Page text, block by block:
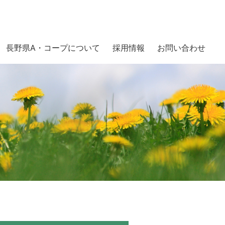
長野県A・コープについて 採用情報 お問い合わせ